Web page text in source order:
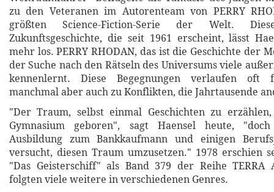
zu den Veteranen im Autorenteam von PERRY
größten Science-Fiction-Serie der Welt.
Zukunftsgeschichte, die seit 1961 erscheint, lässt
mehr los. PERRY RHODAN, das ist die Geschichte der
der Suche nach den Rätseln des Universums viele
kennenlernt. Diese Begegnungen verlaufen oft
manchmal aber auch zu Konflikten, die Jahrtausende
"Der Traum, selbst einmal Geschichten zu
Gymnasium geboren", sagt Haensel heute,
Ausbildung zum Bankkaufmann und einigen
versucht, diesen Traum umzusetzen." 1978 erschien
"Das Geisterschiff" als Band 379 der Reihe TERRA
folgten viele weitere in verschiedenen Genres.